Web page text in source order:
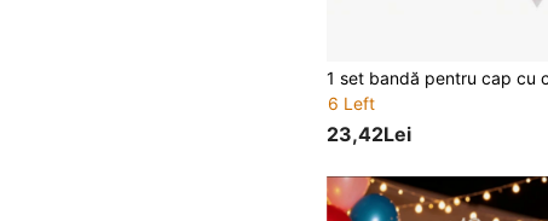
6 Left
23,42Lei